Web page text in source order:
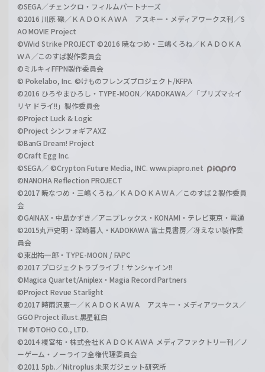
©SEGA／チェンクロ・フィルムパートナーズ
©2016 川原 礫／ＫＡＤＯＫＡＷＡ アスキー・メディアワークス刊／S
AO MOVIE Project
©ViVid Strike PROJECT ©2016 暁なつめ・三嶋くろね／ＫＡＤＯＫＡ
ＷＡ／このすば製作委員会
©ミルキィFFPN製作委員会
© Pokelabo, Inc. ©けものフレンズプロジェクト/KFPA
©2016 ひろやまひろし・TYPE-MOON／KADOKAWA／「プリズマ☆イ
リヤ ドライ!!」製作委員会
©Project Luck & Logic
©Project シンフォギアAXZ
©BanG Dream! Project
©Craft Egg Inc.
©SEGA／ ©Crypton Future Media, INC. www.piapro.net
©NANOHA Reflection PROJECT
©2017 暁なつめ・三嶋くろね／ＫＡＤＯＫＡＷＡ／このすば２製作委員
会
©GAINAX・中島かずき／アニプレックス・KONAMI・テレビ東京・電通
©2015丸戸史明・深崎暮人・KADOKAWA 富士見書房／冴えない製作委
員会
©東出祐一郎・TYPE-MOON / FAPC
©2017 プロジェクトラブライブ！サンシャイン!!
©Magica Quartet/Aniplex・Magia Record Partners
©Project Revue Starlight
©2017 時雨沢恵一／ＫＡＤＯＫＡＷＡ アスキー・メディアワークス／
GGO Project illust.黒星紅白
TM ©TOHO CO., LTD.
©2014 榎宮祐・株式会社ＫＡＤＯＫＡＷＡ メディアファクトリー刊／ノ
ーゲーム・ノーライフ全権代理委員会
©2011 5pb.／Nitroplus 未来ガジェット研究所